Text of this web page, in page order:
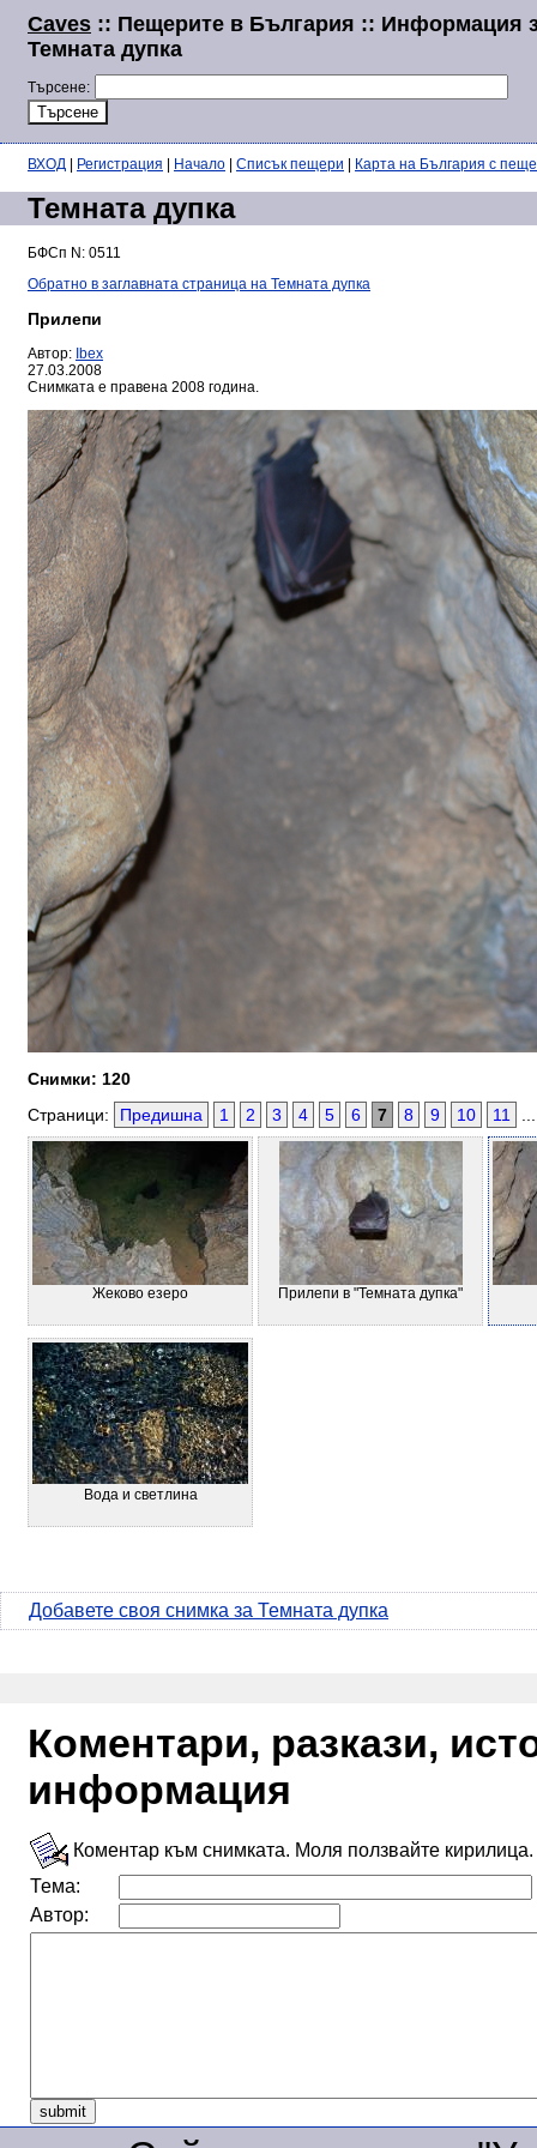
Caves :: Пещерите в България :: Информация
Темната дупка
Търсене:
ВХОД Регистрация Начало Списък пещери Карта на България с
Темната дупка
БФСп N: 0511
Обратно в заглавната страница на Темната дупка
Прилепи
Автор: Ibex
27.03.2008
Снимката е правена 2008 година.
Снимки: 120
Страници:
Предишна 1 2 3 4 5 6 7 8 9 10 11
Жеково езеро Прилепи в "Темната дупка"
Вода и светлина
Добавете своя снимка за Темната дупка
Коментари, разкази,
информация
Коментар към снимката. Моля ползвайте кирилица.
Тема:
Автор: